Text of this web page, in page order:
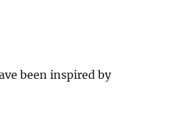
been inspired by